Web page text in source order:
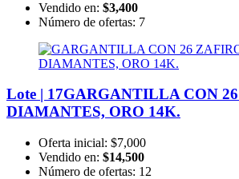
Vendido en: $3,400
Número de ofertas: 7
Lote | 17GARGANTILLA CON
DIAMANTES, ORO 14K.
Oferta inicial: $7,000
Vendido en: $14,500
Número de ofertas: 12